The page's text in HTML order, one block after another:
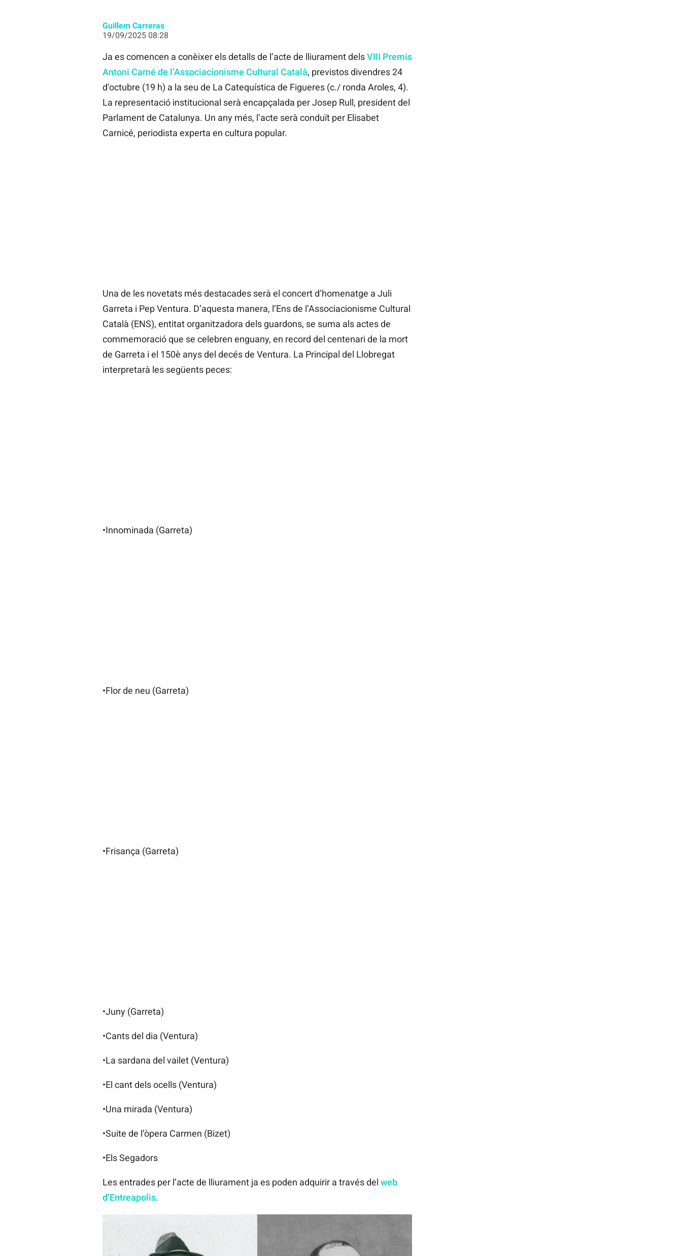
Guillem Carreras
19/09/2025 08:28
Ja es comencen a conèixer els detalls de l’acte de lliurament delsVIII Premis
Antoni Carné de l’Associacionisme Cultural Català, previstos divendres 24
d’octubre (19 h) a la seu de La Catequística de Figueres (c./ ronda Aroles, 4).
La representació institucional serà encapçalada per Josep Rull, president del
Parlament de Catalunya. Un any més, l’acte serà conduït per Elisabet
Carnicé, periodista experta en cultura popular.
Una de les novetats més destacades serà el concert d’homenatge a Juli
Garreta i Pep Ventura. D’aquesta manera, l’Ens de l’Associacionisme Cultural
Català (ENS), entitat organitzadora dels guardons, se suma als actes de
commemoració que se celebren enguany, en record del centenari de la mort
de Garreta i el 150è anys del decés de Ventura. La Principal del Llobregat
interpretarà les següents peces:
•Innominada (Garreta)
•Flor de neu (Garreta)
•Frisança (Garreta)
•Juny (Garreta)
•Cants del dia (Ventura)
•La sardana del vailet (Ventura)
•El cant dels ocells (Ventura)
•Una mirada (Ventura)
•Suite de l’òpera Carmen (Bizet)
•Els Segadors
Les entrades per l’acte de lliurament ja es poden adquirir a través del web
d’Entreapolis.